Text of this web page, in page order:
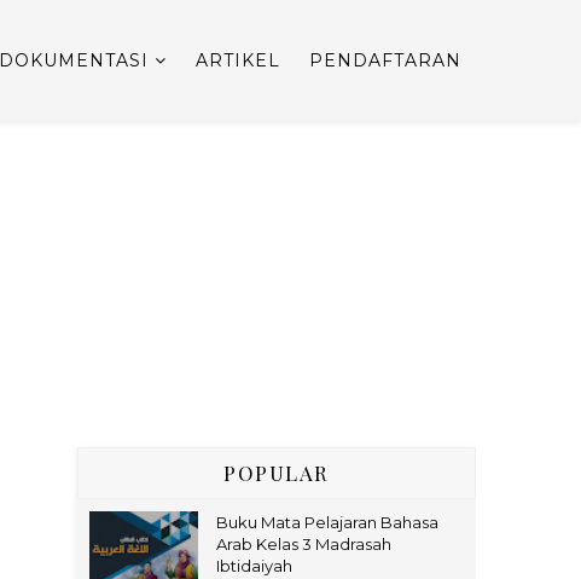
DOKUMENTASI ARTIKEL PENDAFTARAN
POPULAR
Buku Mata Pelajaran Bahasa
Arab Kelas 3 Madrasah
Ibtidaiyah